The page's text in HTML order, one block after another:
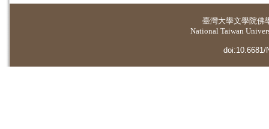
臺灣大學文學院佛
National Taiwan
doi:10.6681/